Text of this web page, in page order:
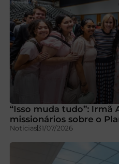
“Isso muda tudo”: Irmã
missionários sobre o
Notícias31/07/2026